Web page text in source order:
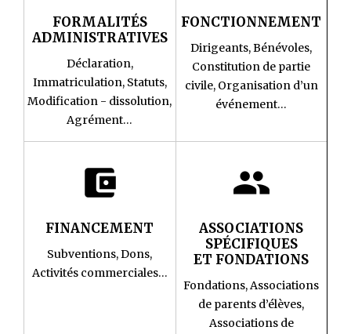
FORMALITÉS
ADMINISTRATIVES
Déclaration,
Immatriculation, Statuts,
Modification - dissolution,
Agrément…
FONCTIONNEMENT
Dirigeants,Bénévoles,
Constitution de partie
civile, Organisation d’un
événement…
account_balance_wallet
FINANCEMENT
Subventions,Dons,
Activités commerciales…
group
ASSOCIATIONS
SPÉCIFIQUES
ET FONDATIONS
Fondations,Associations
de parents d’élèves,
Associations de